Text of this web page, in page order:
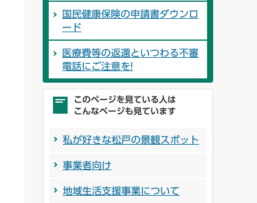
国民健康保険の申請書ダウンロ
ード
医療費等の返還といつわる不審
電話にご注意を!
このページを見ている人は
こんなページも見ています
私が好きな松戸の景観スポット
事業者向け
地域生活支援事業について